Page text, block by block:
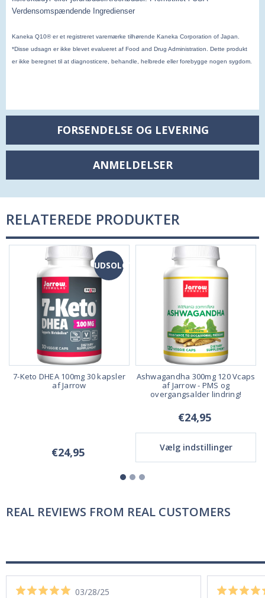
Verdensomspændende Ingredienser
Kaneka Q10® er et registreret varemærke tilhørende Kaneka Corporation of Japan.
*Disse udsagn er ikke blevet evalueret af Food and Drug Administration. Dette produkt
er ikke beregnet til at diagnosticere, behandle, helbrede eller forebygge nogen sygdom.
FORSENDELSE OG LEVERING
ANMELDELSER
RELATEREDE PRODUKTER
UDSOLGT
7-Keto DHEA 100mg 30 kapsler
af Jarrow
€24,95
Ashwagandha 300mg 120 Vcaps
af Jarrow - PMS og
overgangsalder lindring!
€24,95
Vælg indstillinger
REAL REVIEWS FROM REAL CUSTOMERS
03/28/25